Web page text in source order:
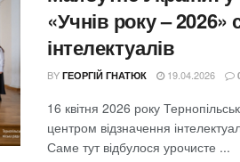
«Учнів року – 2026»
інтелектуалів
BY ГЕОРГІЙ ГНАТЮК 19.04.2026
16 квітня 2026 року
центром відзначення
Саме тут відбулося урочисте ...